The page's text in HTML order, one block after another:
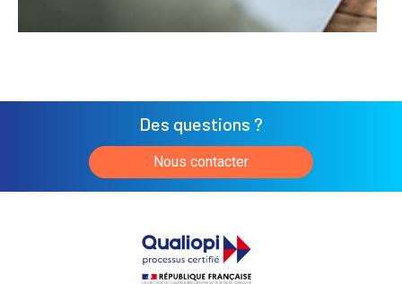
Des questions ?
Nous contacter